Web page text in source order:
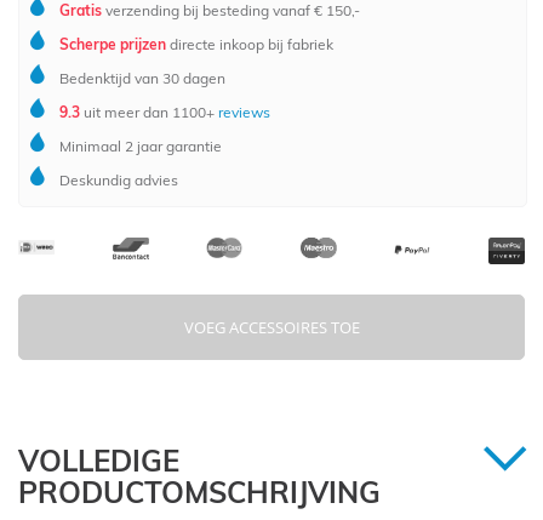
Gratis verzending bij besteding vanaf € 150,-
Scherpe prijzen directe inkoop bij fabriek
Bedenktijd van 30 dagen
9.3 uit meer dan 1100+ reviews
Minimaal 2 jaar garantie
Deskundig advies
VOEG ACCESSOIRES TOE
VOLLEDIGE
PRODUCTOMSCHRIJVING